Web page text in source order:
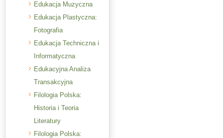
Edukacja Muzyczna
Edukacja Plastyczna:
Fotografia
Edukacja Techniczna i
Informatyczna
Edukacyjna Analiza
Transakcyjna
Filologia Polska:
Historia i Teoria
Literatury
Filologia Polska: